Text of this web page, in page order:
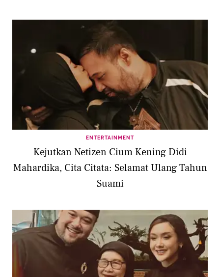
ENTERTAINMENT
Kejutkan Netizen Cium Kening Didi
Mahardika, Cita Citata: Selamat Ulang Tahun
Suami